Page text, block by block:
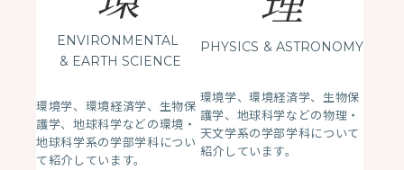
ENVIRONMENTAL
& EARTH SCIENCE
環境学、環境経済学、生物保
護学、地球科学などの環境・
地球科学系の学部学科につい
て紹介しています。
PHYSICS & ASTRONOMY
環境学、環境経済学、生物保
護学、地球科学などの物理・
天文学系の学部学科について
紹介しています。